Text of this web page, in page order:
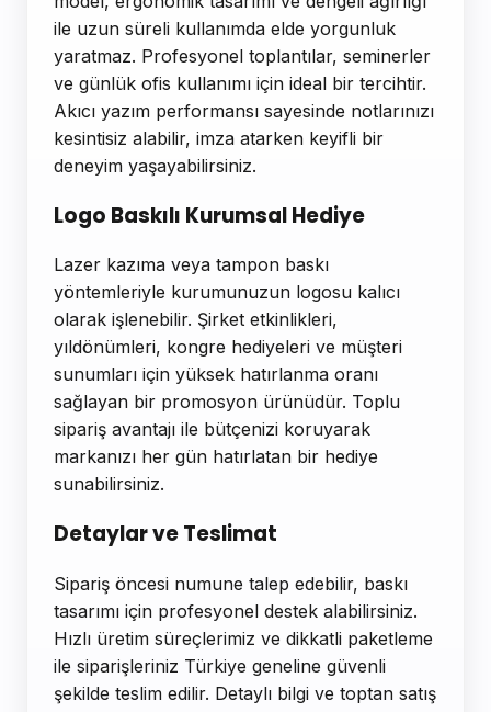
ile uzun süreli kullanımda elde yorgunluk
yaratmaz. Profesyonel toplantılar, seminerler
ve günlük ofis kullanımı için ideal bir tercihtir.
Akıcı yazım performansı sayesinde notlarınızı
kesintisiz alabilir, imza atarken keyifli bir
deneyim yaşayabilirsiniz.
Logo Baskılı Kurumsal Hediye
Lazer kazıma veya tampon baskı
yöntemleriyle kurumunuzun logosu kalıcı
olarak işlenebilir. Şirket etkinlikleri,
yıldönümleri, kongre hediyeleri ve müşteri
sunumları için yüksek hatırlanma oranı
sağlayan bir promosyon ürünüdür. Toplu
sipariş avantajı ile bütçenizi koruyarak
markanızı her gün hatırlatan bir hediye
sunabilirsiniz.
Detaylar ve Teslimat
Sipariş öncesi numune talep edebilir, baskı
tasarımı için profesyonel destek alabilirsiniz.
Hızlı üretim süreçlerimiz ve dikkatli paketleme
ile siparişleriniz Türkiye geneline güvenli
şekilde teslim edilir. Detaylı bilgi ve toptan satış